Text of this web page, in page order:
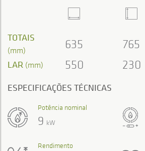
TOTAIS
(mm) 635 765
LAR (mm) 550 230
ESPECIFICAÇÕES TÉCNICAS
Potência nominal
9 kW
Rendimento